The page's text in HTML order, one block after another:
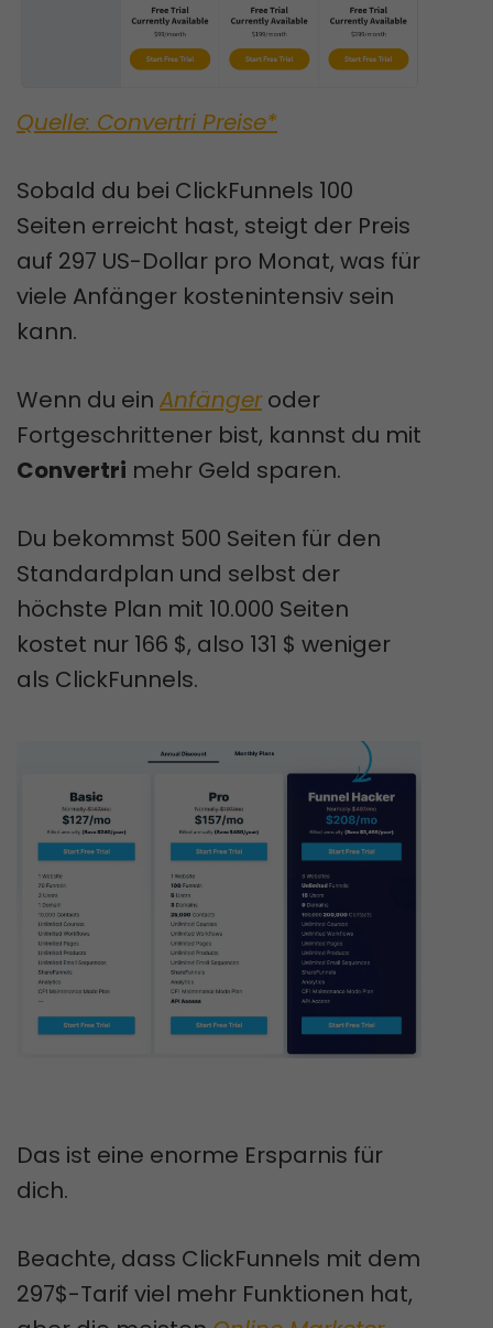
Quelle: Convertri Preise*
Sobald du bei ClickFunnels 100
Seiten erreicht hast, steigt der Preis
auf 297 US-Dollar pro Monat, was für
viele Anfänger kostenintensiv sein
kann.
Wenn du ein Anfängeroder
Fortgeschrittener bist, kannst du mit
Convertri mehr Geld sparen.
Du bekommst 500 Seiten für den
Standardplan und selbst der
höchste Plan mit 10.000 Seiten
kostet nur 166 $, also 131 $ weniger
als ClickFunnels.
Das ist eine enorme Ersparnis für
dich.
Beachte, dass ClickFunnels mit dem
297$-Tarif viel mehr Funktionen hat,